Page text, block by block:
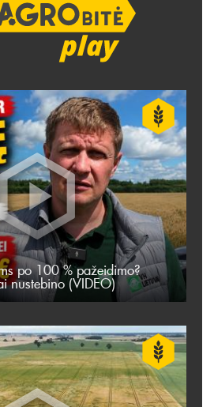
po 100 % pažeidimo?
nustebino (VIDEO)